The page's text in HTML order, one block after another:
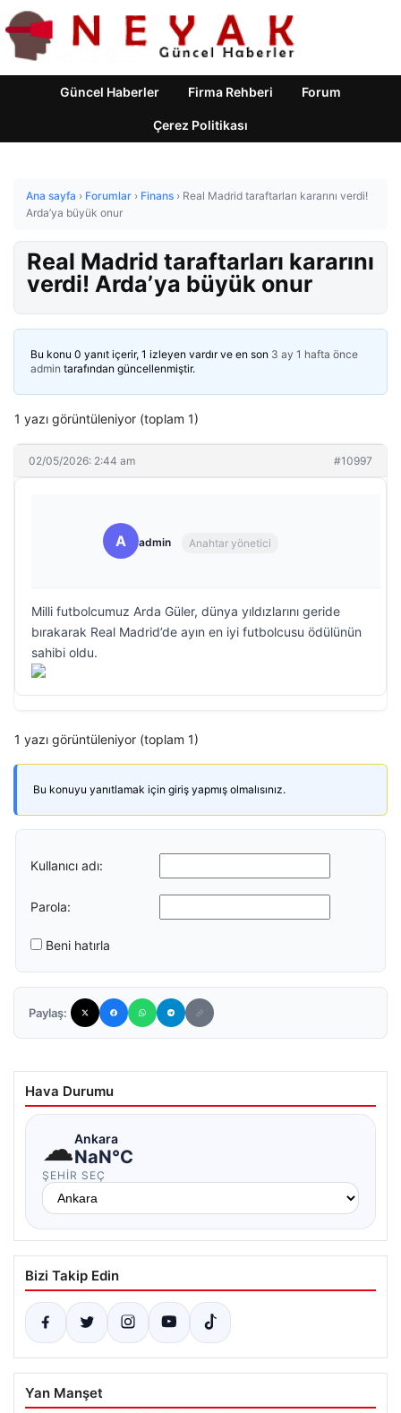
Güncel Haberler Firma Rehberi Forum
Çerez Politikası
Ana sayfa › Forumlar › Finans › Real Madrid taraftarları kararını verdi!
Arda’ya büyük onur
Real Madrid taraftarları kararını
verdi! Arda’ya büyük onur
Bu konu 0 yanıt içerir, 1 izleyen vardır ve en son 3 ay 1 hafta önce
admin tarafından güncellenmiştir.
1 yazı görüntüleniyor (toplam 1)
02/05/2026: 2:44 am #10997
A admin Anahtar yönetici
Milli futbolcumuz Arda Güler, dünya yıldızlarını geride
bırakarak Real Madrid’de ayın en iyi futbolcusu ödülünün
sahibi oldu.
1 yazı görüntüleniyor (toplam 1)
Bu konuyu yanıtlamak için giriş yapmış olmalısınız.
Kullanıcı adı:
Parola:
Beni hatırla
Paylaş:
Hava Durumu
☁Ankara
NaN°C
ŞEHIR SEÇ
Bizi Takip Edin
Yan Manşet